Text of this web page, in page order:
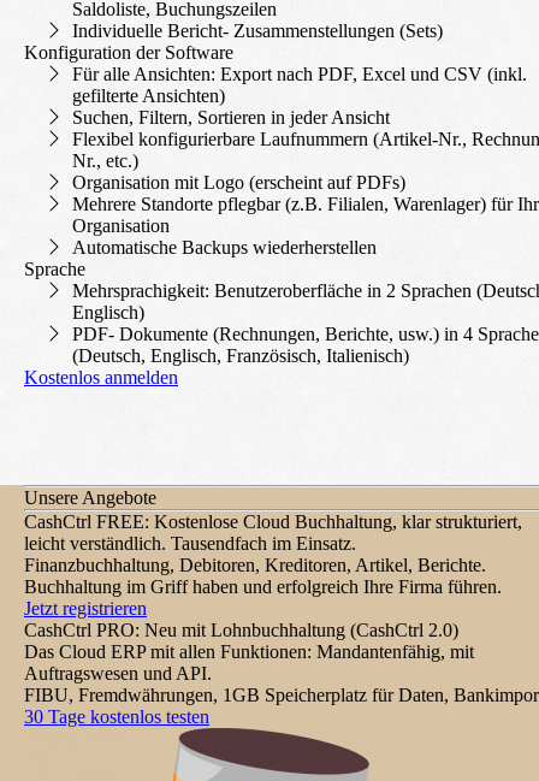
Saldoliste, Buchungszeilen
Individuelle Bericht- Zusammenstellungen (Sets)
Konfiguration der Software
Für alle Ansichten: Export nach PDF, Excel und CSV (inkl.
gefilterte Ansichten)
Suchen, Filtern, Sortieren in jeder Ansicht
Flexibel konfigurier­bare Laufnummern (Artikel-Nr.,
Nr., etc.)
Organisation mit Logo (erscheint auf PDFs)
Mehrere Standorte pflegbar (z.B. Filialen, Warenlager) für
Organisation
Automatische Backups wiederherstellen
Sprache
Mehrsprachigkeit: Benutzeroberfläche in 2 Sprachen
Englisch)
PDF- Dokumente (Rechnungen, Berichte, usw.) in 4
(Deutsch, Englisch, Französisch, Italienisch)
Kostenlos anmelden
Unsere Angebote
CashCtrl FREE: Kostenlose Cloud Buchhaltung, klar strukturiert,
leicht verständlich. Tausendfach im Einsatz.
Finanzbuchhaltung, Debitoren, Kreditoren, Artikel, Berichte.
Buchhaltung im Griff haben und erfolgreich Ihre Firma führen.
Jetzt registrieren
CashCtrl PRO: Neu mit Lohnbuchhaltung (CashCtrl 2.0)
Das Cloud ERP mit allen Funktionen: Mandantenfähig, mit
Auftragswesen und API.
FIBU, Fremdwährungen, 1GB Speicherplatz für Daten,
30 Tage kostenlos testen